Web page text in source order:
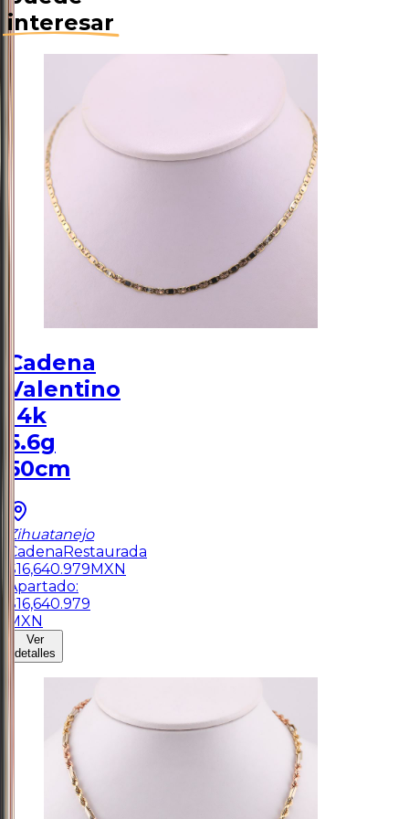
interesar
Cadena
Valentino
14k
5.6g
50cm
Zihuatanejo
Cadena Restaurada
$16,640.979 MXN
Apartado:
$16,640.979
MXN
Ver
detalles